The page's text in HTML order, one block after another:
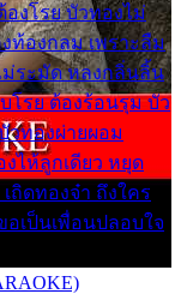
งโรย บัวทองไม่
ท้องกลม เพราะลืม
ม่ระมัด หลงกลิ่นลิ้น
โรย ต้องร้อนรุม บัว
ทองผ่ายผอม
ไห้ลูกเดียว หยุด
ถิดทองจ๋า ถึงใคร
อเป็นเพื่อนปลอบใจ